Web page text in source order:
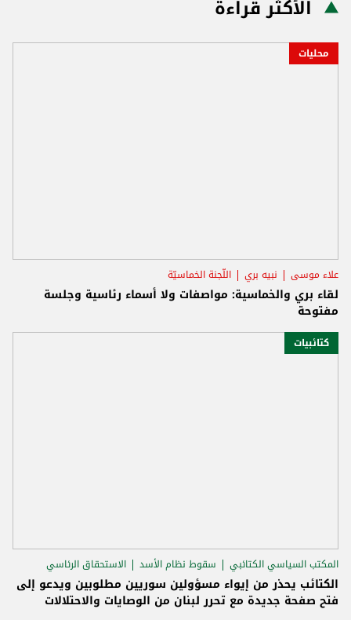
الأكثر قراءة
محليات
علاء موسى نبيه بري اللّجنة الخماسيّة
لقاء بري والخماسية: مواصفات ولا أسماء رئاسية وجلسة
مفتوحة
كتائبيات
المكتب السياسي الكتائبي سقوط نظام الأسد الاستحقاق الرئاسي
الكتائب يحذر من إيواء مسؤولين سوريين مطلوبين ويدعو إلى
فتح صفحة جديدة مع تحرر لبنان من الوصايات والاحتلالات